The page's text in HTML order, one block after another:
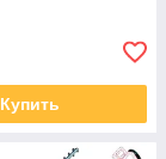
Купить